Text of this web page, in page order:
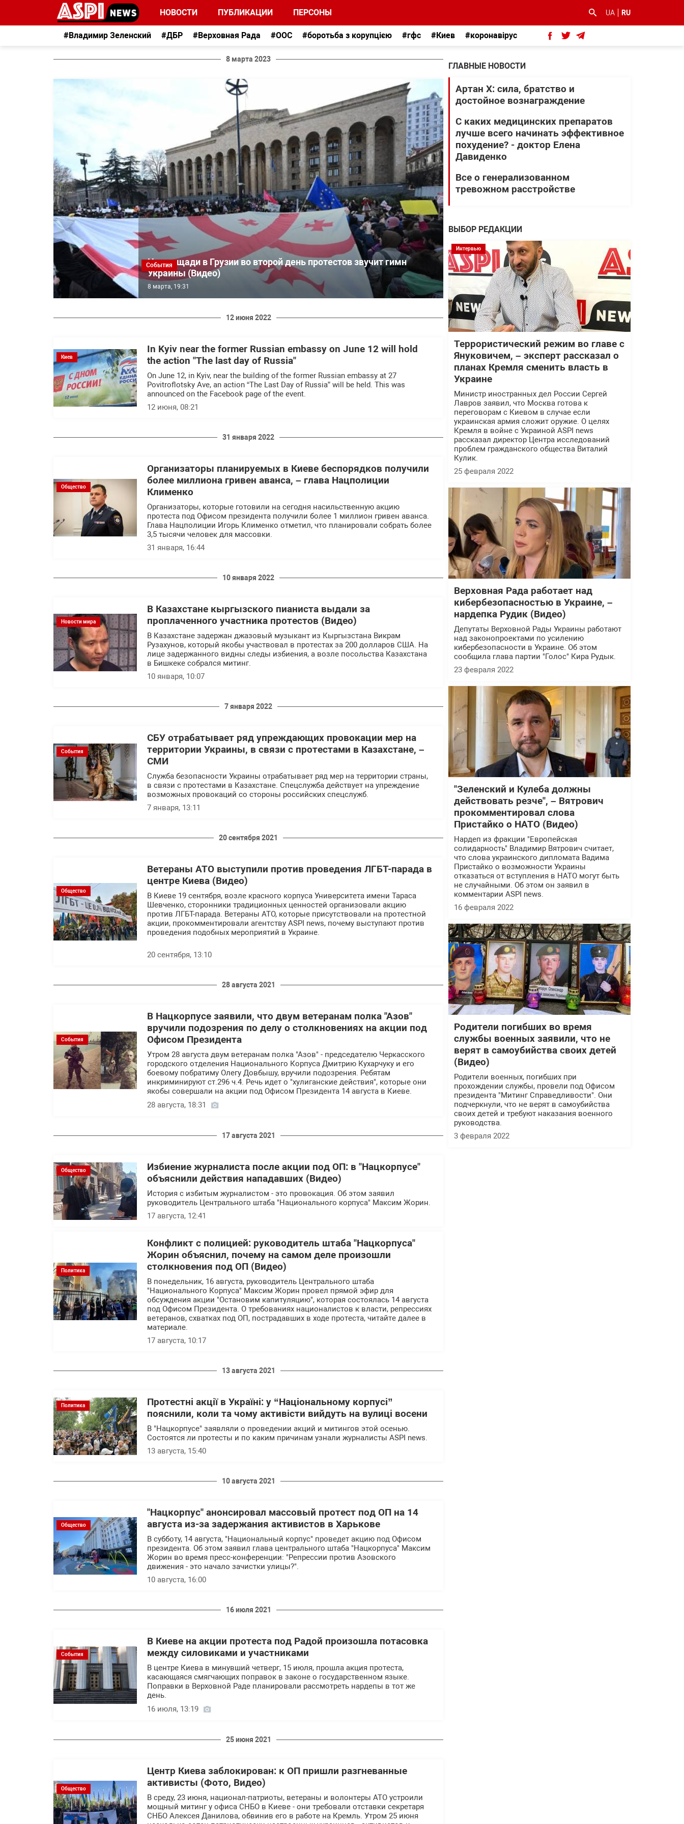
НОВОСТИ ПУБЛИКАЦИИ ПЕРСОНЫ UA RU
#Владимир Зеленский #ДБР #Верховная Рада #ООС #боротьба з корупцією #гфс #Киев #коронавірус
8 марта 2023
События
На площади в Грузии во второй день протестов звучит гимн
Украины (Видео)
8 марта, 19:31
12 июня 2022
Киев
In Kyiv near the former Russian embassy on June 12 will hold
the action "The last day of Russia"
On June 12, in Kyiv, near the building of the former Russian embassy at 27
Povitroflotsky Ave, an action “The Last Day of Russia” will be held. This was
announced on the Facebook page of the event.
12 июня, 08:21
31 января 2022
Общество
Организаторы планируемых в Киеве беспорядков получили
более миллиона гривен аванса, – глава Нацполиции
Клименко
Организаторы, которые готовили на сегодня насильственную акцию
протеста под Офисом президента получили более 1 миллион гривен аванса.
Глава Нацполиции Игорь Клименко отметил, что планировали собрать более
3,5 тысячи человек для массовки.
31 января, 16:44
10 января 2022
Новости мира
В Казахстане кыргызского пианиста выдали за
проплаченного участника протестов (Видео)
В Казахстане задержан джазовый музыкант из Кыргызстана Викрам
Рузахунов, который якобы участвовал в протестах за 200 долларов США. На
лице задержанного видны следы избиения, а возле посольства Казахстана
в Бишкеке собрался митинг.
10 января, 10:07
7 января 2022
События
СБУ отрабатывает ряд упреждающих провокации мер на
территории Украины, в связи с протестами в Казахстане, –
СМИ
Служба безопасности Украины отрабатывает ряд мер на территории страны,
в связи с протестами в Казахстане. Спецслужба действует на упреждение
возможных провокаций со стороны российских спецслужб.
7 января, 13:11
20 сентября 2021
Общество
Ветераны АТО выступили против проведения ЛГБТ-парада в
центре Киева (Видео)
В Киеве 19 сентября, возле красного корпуса Университета имени Тараса
Шевченко, сторонники традиционных ценностей организовали акцию
против ЛГБТ-парада. Ветераны АТО, которые присутствовали на протестной
акции, прокомментировали агентству ASPI news, почему выступают против
проведения подобных мероприятий в Украине.
20 сентября, 13:10
28 августа 2021
События
В Нацкорпусе заявили, что двум ветеранам полка "Азов"
вручили подозрения по делу о столкновениях на акции под
Офисом Президента
Утром 28 августа двум ветеранам полка "Азов" - председателю Черкасского
городского отделения Национального Корпуса Дмитрию Кухарчуку и его
боевому побратиму Олегу Довбышу, вручили подозрения. Ребятам
инкриминируют ст.296 ч.4. Речь идет о "хулиганские действия", которые они
якобы совершали на акции под Офисом Президента 14 августа в Киеве.
28 августа, 18:31
17 августа 2021
Общество
Избиение журналиста после акции под ОП: в "Нацкорпусе"
объяснили действия нападавших (Видео)
История с избитым журналистом - это провокация. Об этом заявил
руководитель Центрального штаба "Национального корпуса" Максим Жорин.
17 августа, 12:41
Политика
Конфликт с полицией: руководитель штаба "Нацкорпуса"
Жорин объяснил, почему на самом деле произошли
столкновения под ОП (Видео)
В понедельник, 16 августа, руководитель Центрального штаба
"Национального Корпуса" Максим Жорин провел прямой эфир для
обсуждения акции "Остановим капитуляцию", которая состоялась 14 августа
под Офисом Президента. О требованиях националистов к власти, репрессиях
ветеранов, схватках под ОП, пострадавших в ходе протеста, читайте далее в
материале.
17 августа, 10:17
13 августа 2021
Политика
Протестні акції в Україні: у “Національному корпусі”
пояснили, коли та чому активісти вийдуть на вулиці восени
В "Нацкорпусе" заявляли о проведении акций и митингов этой осенью.
Состоятся ли протесты и по каким причинам узнали журналисты ASPI news.
13 августа, 15:40
10 августа 2021
Общество
"Нацкорпус" анонсировал массовый протест под ОП на 14
августа из-за задержания активистов в Харькове
В субботу, 14 августа, "Национальный корпус" проведет акцию под Офисом
президента. Об этом заявил глава центрального штаба "Нацкорпуса" Максим
Жорин во время пресс-конференции: "Репрессии против Азовского
движения - это начало зачистки улицы?".
10 августа, 16:00
16 июля 2021
События
В Киеве на акции протеста под Радой произошла потасовка
между силовиками и участниками
В центре Киева в минувший четверг, 15 июля, прошла акция протеста,
касающаяся смягчающих поправок в законе о государственном языке.
Поправки в Верховной Раде планировали рассмотреть нардепы в тот же
день.
16 июля, 13:19
25 июня 2021
Общество
Центр Киева заблокирован: к ОП пришли разгневанные
активисты (Фото, Видео)
В среду, 23 июня, национал-патриоты, ветераны и волонтеры АТО устроили
мощный митинг у офиса СНБО в Киеве - они требовали отставки секретаря
СНБО Алексея Данилова, обвинив его в работе на Кремль. Утром 25 июня
ГЛАВНЫЕ НОВОСТИ
Артан Х: сила, братство и
достойное вознаграждение
С каких медицинских препаратов
лучше всего начинать эффективное
похудение? - доктор Елена
Давиденко
Все о генерализованном
тревожном расстройстве
ВЫБОР РЕДАКЦИИ
Интервью
Террористический режим во главе с
Януковичем, – эксперт рассказал о
планах Кремля сменить власть в
Украине
Министр иностранных дел России Сергей
Лавров заявил, что Москва готова к
переговорам с Киевом в случае если
украинская армия сложит оружие. О целях
Кремля в войне с Украиной ASPI news
рассказал директор Центра исследований
проблем гражданского общества Виталий
Кулик.
25 февраля 2022
Верховная Рада работает над
кибербезопасностью в Украине, –
нардепка Рудик (Видео)
Депутаты Верховной Рады Украины работают
над законопроектами по усилению
кибербезопасности в Украине. Об этом
сообщила глава партии "Голос" Кира Рудык.
23 февраля 2022
"Зеленский и Кулеба должны
действовать резче", – Вятрович
прокомментировал слова
Пристайко о НАТО (Видео)
Нардеп из фракции "Европейская
солидарность" Владимир Вятрович считает,
что слова украинского дипломата Вадима
Пристайко о возможности Украины
отказаться от вступления в НАТО могут быть
не случайными. Об этом он заявил в
комментарии ASPI news.
16 февраля 2022
Родители погибших во время
службы военных заявили, что не
верят в самоубийства своих детей
(Видео)
Родители военных, погибших при
прохождении службы, провели под Офисом
президента "Митинг Справедливости". Они
подчеркнули, что не верят в самоубийства
своих детей и требуют наказания военного
руководства.
3 февраля 2022